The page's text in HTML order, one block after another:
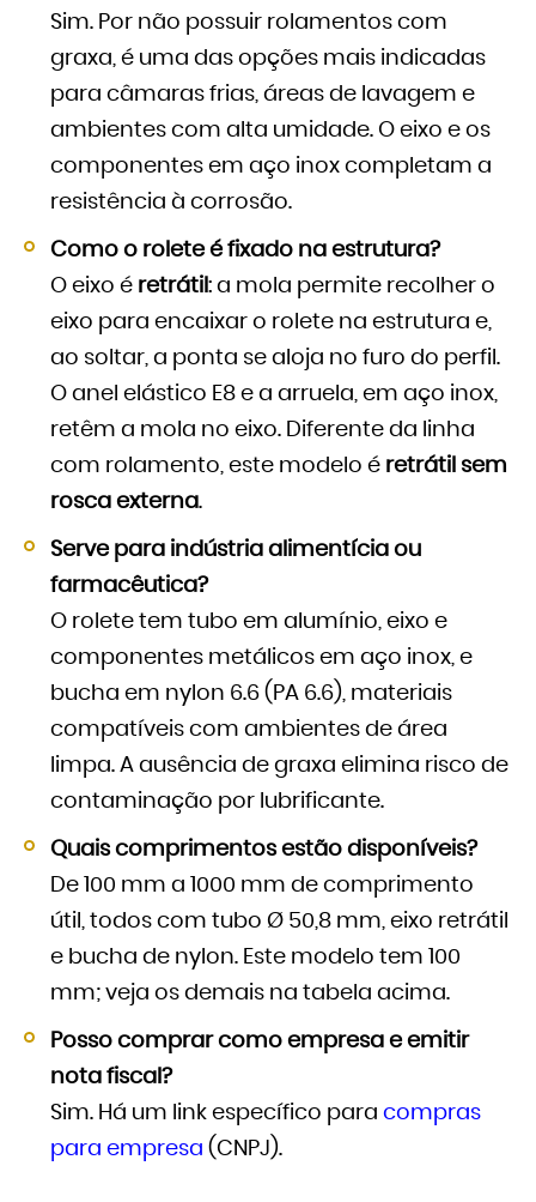
Sim. Por não possuir rolamentos com
graxa, é uma das opções mais indicadas
para câmaras frias, áreas de lavagem e
ambientes com alta umidade. O eixo e os
componentes em aço inox completam a
resistência à corrosão.
Como o rolete é fixado na estrutura?
O eixo é retrátil : a mola permite recolher o
eixo para encaixar o rolete na estrutura e,
ao soltar, a ponta se aloja no furo do perfil.
O anel elástico E8 e a arruela, em aço inox,
retêm a mola no eixo. Diferente da linha
com rolamento, este modelo é retrátil sem
rosca externa.
Serve para indústria alimentícia ou
farmacêutica?
O rolete tem tubo em alumínio, eixo e
componentes metálicos em aço inox, e
bucha em nylon 6.6 (PA 6.6), materiais
compatíveis com ambientes de área
limpa. A ausência de graxa elimina risco de
contaminação por lubrificante.
Quais comprimentos estão disponíveis?
De 100 mm a 1000 mm de comprimento
útil, todos com tubo Ø 50,8 mm, eixo retrátil
e bucha de nylon. Este modelo tem 100
mm; veja os demais na tabela acima.
Posso comprar como empresa e emitir
nota fiscal?
Sim. Há um link específico para compras
para empresa (CNPJ).